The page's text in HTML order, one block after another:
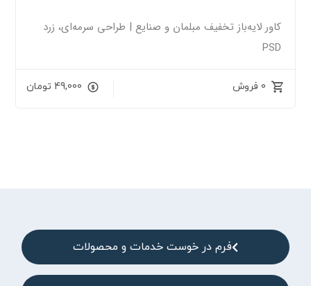
کاور لایه‌باز تخفیف مبلمان و صنایع | طراحی سرمه‌ای، زرد
PSD
0 فروش 49,000 تومان
فرم در خوست خدمات و محصولات